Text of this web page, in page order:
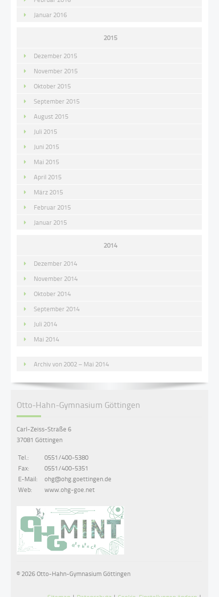
Januar 2016
2015
Dezember 2015
November 2015
Oktober 2015
September 2015
August 2015
Juli 2015
Juni 2015
Mai 2015
April 2015
März 2015
Februar 2015
Januar 2015
2014
Dezember 2014
November 2014
Oktober 2014
September 2014
Juli 2014
Mai 2014
Archiv von 2002 – Mai 2014
Otto-Hahn-Gymnasium Göttingen
Carl-Zeiss-Straße 6
37081 Göttingen
Tel.:
0551/400-5380
Fax:
0551/400-5351
E-Mail:
ohg@ohg.goettingen.de
Web:
www.ohg-goe.net
© 2026 Otto-Hahn-Gymnasium Göttingen